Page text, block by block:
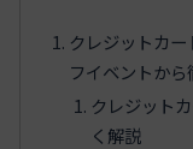
クレジットカ
フイベントか
クレジット
く解説